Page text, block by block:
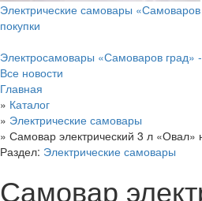
Электрические самовары
покупки
Электросамовары «Самоваров град» -
Все новости
Главная
» Каталог
» Электрические самовары
» Самовар электрический 3 л «Овал»
Раздел: Электрические самовары
Самовар